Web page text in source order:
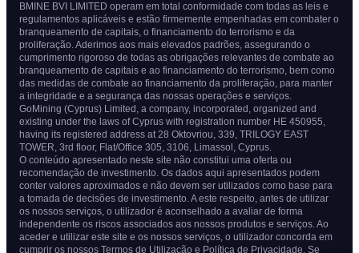
BMINE BVI LIMITED operam em total conformidade com todas as leis e
regulamentos aplicáveis e estão firmemente empenhadas em combater o
branqueamento de capitais, o financiamento do terrorismo e da
proliferação. Aderimos aos mais elevados padrões, assegurando o
cumprimento rigoroso de todas as obrigações relevantes de combate ao
branqueamento de capitais e ao financiamento do terrorismo, bem como
das medidas de combate ao financiamento da proliferação, para manter
a integridade e a segurança das nossas operações e serviços.
GoMining (Cyprus) Limited, a company, incorporated, organized and
existing under the laws of Cyprus with registration number HE 450955,
having its registered address at 28 Oktovriou, 339, TRILOGY EAST
TOWER, 3rd floor, Flat/Office 305, 3106, Limassol, Cyprus.
O conteúdo apresentado neste site não constitui uma oferta ou
recomendação de investimento. Os dados aqui apresentados podem
conter valores aproximados e não devem ser utilizados como base para
a tomada de decisões de investimento. A este respeito, antes de utilizar
os nossos serviços, o utilizador é aconselhado a avaliar de forma
independente os riscos associados aos nossos produtos e serviços. Ao
aceder e utilizar este site e os nossos serviços, o utilizador concorda em
cumprir os nossos Termos de Utilização e Política de Privacidade. Se